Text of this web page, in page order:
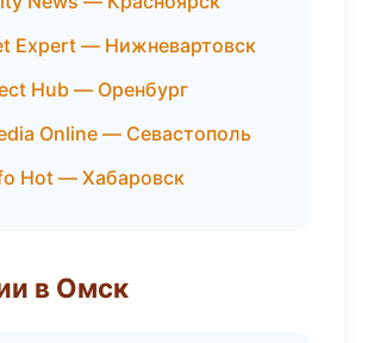
Expert — Нижневартовск
Hub — Оренбург
Online — Севастополь
Hot — Хабаровск
в Омск